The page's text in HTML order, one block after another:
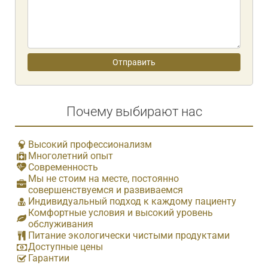
Почему выбирают нас
Высокий профессионализм
Многолетний опыт
Современность
Мы не стоим на месте, постоянно
совершенствуемся и развиваемся
Индивидуальный подход к каждому пациенту
Комфортные условия и высокий уровень
обслуживания
Питание экологически чистыми продуктами
Доступные цены
Гарантии